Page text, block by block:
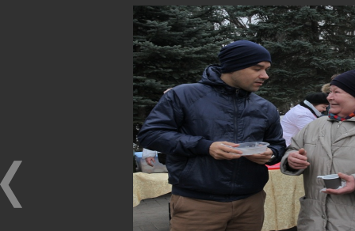
Карта города
Справочная информация
Территориальные органы и представительства
Актуальная информация Открытые данные
Строительство
Жилищно-коммунальное хозяйство
Инвестиционная привлекательность